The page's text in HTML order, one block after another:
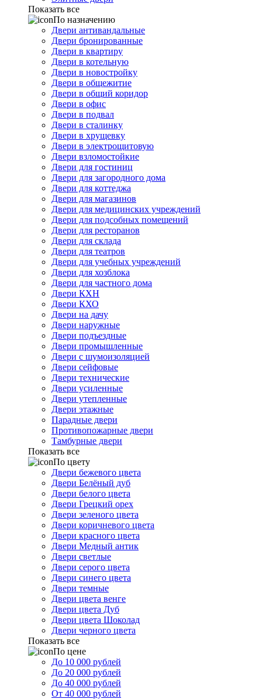
Показать все
По назначению
Двери антивандальные
Двери бронированные
Двери в квартиру
Двери в котельную
Двери в новостройку
Двери в общежитие
Двери в общий коридор
Двери в офис
Двери в подвал
Двери в сталинку
Двери в хрущевку
Двери в электрощитовую
Двери взломостойкие
Двери для гостиниц
Двери для загородного дома
Двери для коттеджа
Двери для магазинов
Двери для медицинских учреждений
Двери для подсобных помещений
Двери для ресторанов
Двери для склада
Двери для театров
Двери для учебных учреждений
Двери для хозблока
Двери для частного дома
Двери КХН
Двери КХО
Двери на дачу
Двери наружные
Двери подъездные
Двери промышленные
Двери с шумоизоляцией
Двери сейфовые
Двери технические
Двери усиленные
Двери утепленные
Двери этажные
Парадные двери
Противопожарные двери
Тамбурные двери
Показать все
По цвету
Двери бежевого цвета
Двери Белёный дуб
Двери белого цвета
Двери Грецкий орех
Двери зеленого цвета
Двери коричневого цвета
Двери красного цвета
Двери Медный антик
Двери светлые
Двери серого цвета
Двери синего цвета
Двери темные
Двери цвета венге
Двери цвета Дуб
Двери цвета Шоколад
Двери черного цвета
Показать все
По цене
До 10 000 рублей
До 20 000 рублей
До 40 000 рублей
От 40 000 рублей